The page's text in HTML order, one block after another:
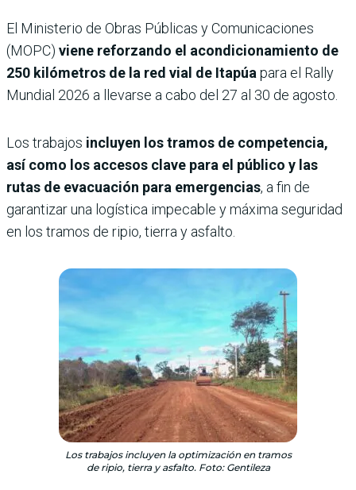
El Ministerio de Obras Públicas y Comunicaciones
(MOPC) viene reforzando el acondicionamiento de
250 kilómetros de la red vial de Itapúa para el Rally
Mundial 2026 a llevarse a cabo del 27 al 30 de agosto.
Los trabajos incluyen los tramos de competencia,
así como los accesos clave para el público y las
rutas de evacuación para emergencias, a fin de
garantizar una logística impecable y máxima seguridad
en los tramos de ripio, tierra y asfalto.
Los trabajos incluyen la optimización en tramos
de ripio, tierra y asfalto. Foto: Gentileza